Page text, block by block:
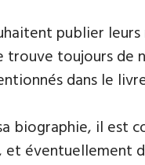
publier
toujours de
dans le
biographie, il est
éventuellement